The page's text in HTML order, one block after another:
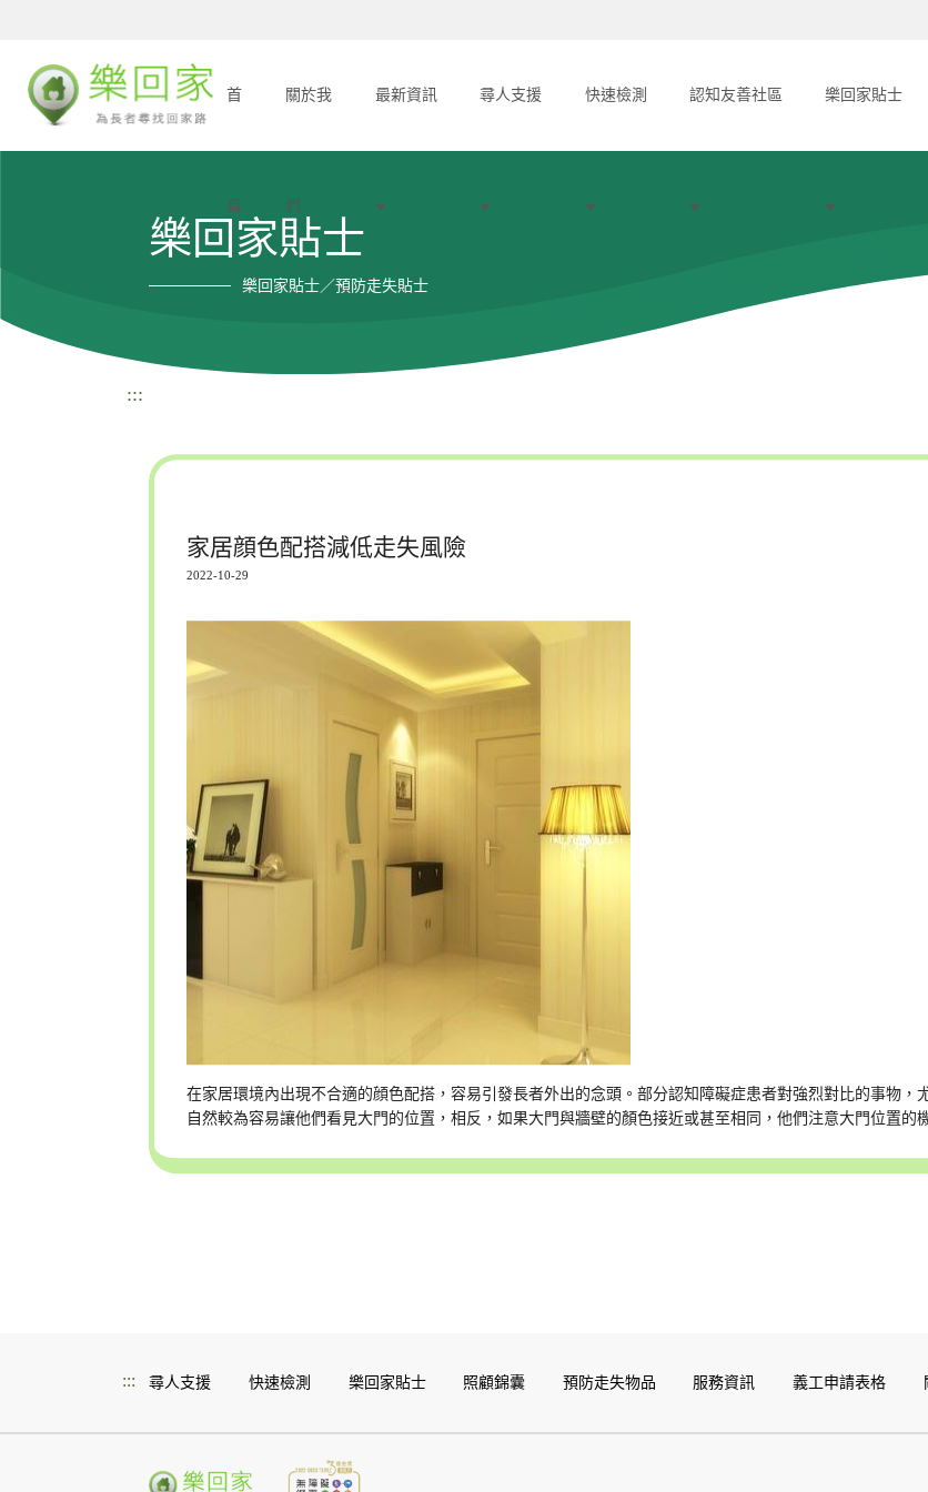
首
頁
關於我
們
最新資訊 尋人支援 快速檢測 認知友善社區 樂回家貼士
樂回家貼士
樂回家貼士／預防走失貼士
:::
家居顔色配搭減低走失風險
2022-10-29
在家居環境內出現不合適的顔色配搭，容易引發長者外出的念頭。部分認知障礙症患者對強烈對比的事物，
自然較為容易讓他們看見大門的位置，相反，如果大門與牆壁的顏色接近或甚至相同，他們注意大門位置的
::: 尋人支援 快速檢測 樂回家貼士 照顧錦囊 預防走失物品 服務資訊 義工申請表格